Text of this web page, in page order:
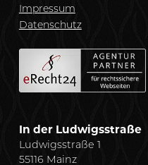
Impressum
Datenschutz
In der Ludwigsstraße
Ludwigsstraße 1
55116 Mainz